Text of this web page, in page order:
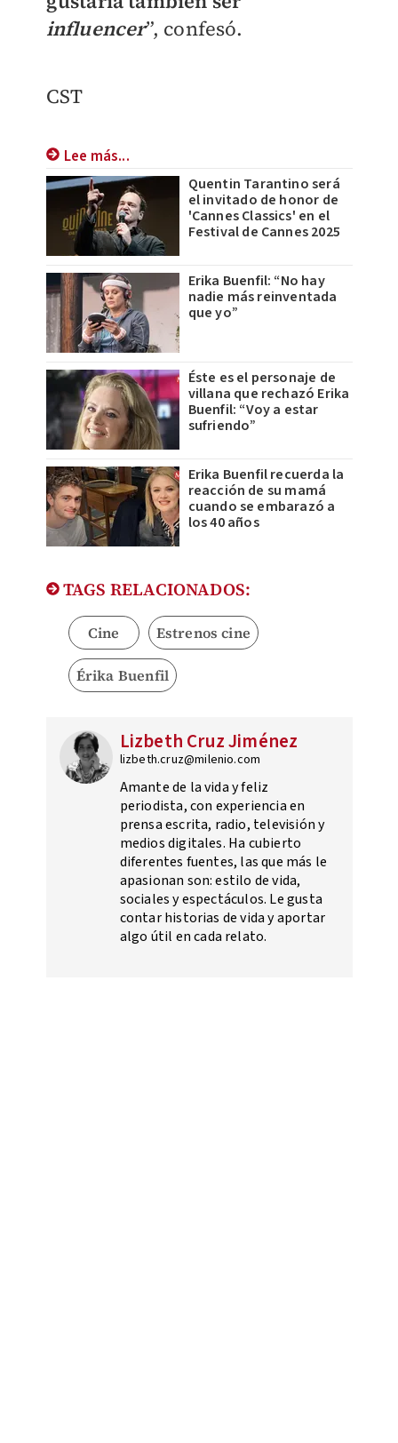
influencer”, confesó.
CST
Lee más...
Quentin Tarantino será
el invitado de honor de
'Cannes Classics' en el
Festival de Cannes 2025
Erika Buenfil: “No hay
nadie más reinventada
que yo”
Éste es el personaje de
villana que rechazó Erika
Buenfil: “Voy a estar
sufriendo”
Erika Buenfil recuerda la
reacción de su mamá
cuando se embarazó a
los 40 años
TAGS RELACIONADOS:
Cine Estrenos cine
Érika Buenfil
Lizbeth Cruz Jiménez
lizbeth.cruz@milenio.com
Amante de la vida y feliz
periodista, con experiencia en
prensa escrita, radio, televisión y
medios digitales. Ha cubierto
diferentes fuentes, las que más le
apasionan son: estilo de vida,
sociales y espectáculos. Le gusta
contar historias de vida y aportar
algo útil en cada relato.